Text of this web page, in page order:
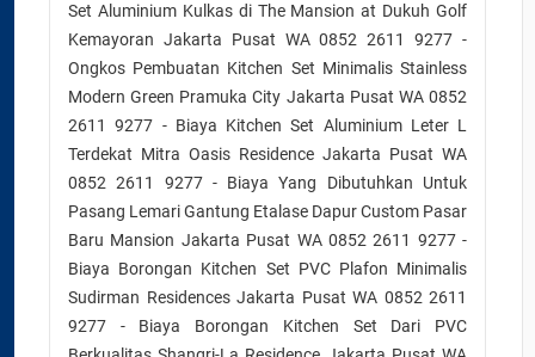
Set Aluminium Kulkas di The Mansion at Dukuh Golf
Kemayoran Jakarta Pusat WA 0852 2611 9277 -
Ongkos Pembuatan Kitchen Set Minimalis Stainless
Modern Green Pramuka City Jakarta Pusat WA 0852
2611 9277 - Biaya Kitchen Set Aluminium Leter L
Terdekat Mitra Oasis Residence Jakarta Pusat WA
0852 2611 9277 - Biaya Yang Dibutuhkan Untuk
Pasang Lemari Gantung Etalase Dapur Custom Pasar
Baru Mansion Jakarta Pusat WA 0852 2611 9277 -
Biaya Borongan Kitchen Set PVC Plafon Minimalis
Sudirman Residences Jakarta Pusat WA 0852 2611
9277 - Biaya Borongan Kitchen Set Dari PVC